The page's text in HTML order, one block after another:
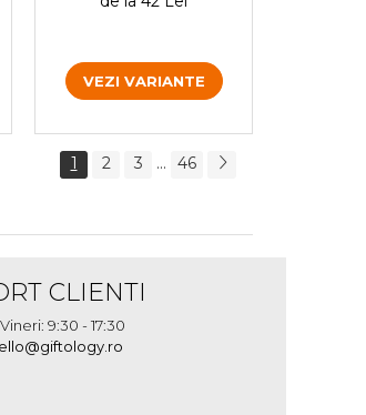
VEZI VARIANTE
1 2 3 ... 46
CLIENTI
9:30 - 17:30